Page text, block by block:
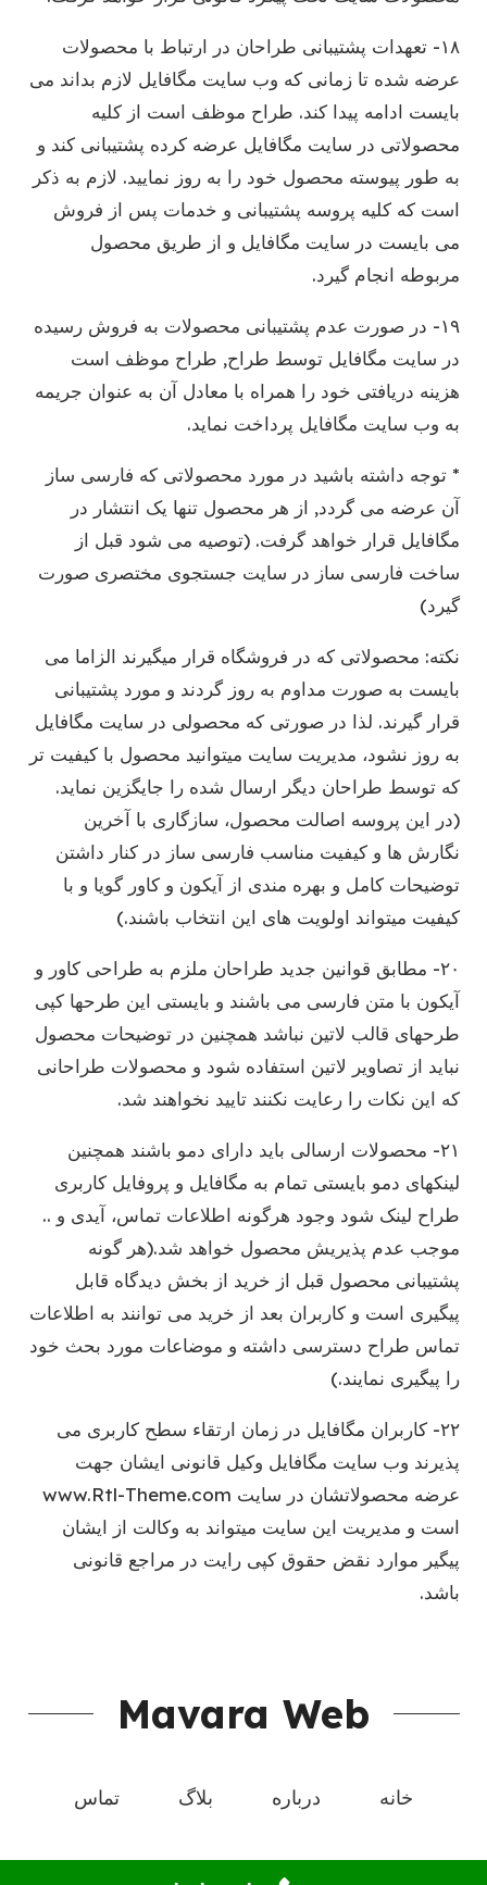
۱۸- تعهدات پشتیبانی طراحان در ارتباط با محصولات
عرضه شده تا زمانی که وب سایت مگافایل لازم بداند می
بایست ادامه پیدا کند. طراح موظف است از کلیه
محصولاتی در سایت مگافایل عرضه کرده پشتیبانی کند و
به طور پیوسته محصول خود را به روز نمایید. لازم به ذکر
است که کلیه پروسه پشتیبانی و خدمات پس از فروش
می بایست در سایت مگافایل و از طریق محصول
مربوطه انجام گیرد.
۱۹- در صورت عدم پشتیبانی محصولات به فروش رسیده
در سایت مگافایل توسط طراح, طراح موظف است
هزینه دریافتی خود را همراه با معادل آن به عنوان جریمه
به وب سایت مگافایل پرداخت نماید.
* توجه داشته باشید در مورد محصولاتی که فارسی ساز
آن عرضه می گردد, از هر محصول تنها یک انتشار در
مگافایل قرار خواهد گرفت. (توصیه می شود قبل از
ساخت فارسی ساز در سایت جستجوی مختصری صورت
گیرد)
نکته: محصولاتی که در فروشگاه قرار میگیرند الزاما می
بایست به صورت مداوم به روز گردند و مورد پشتیبانی
قرار گیرند. لذا در صورتی که محصولی در سایت مگافایل
به روز نشود، مدیریت سایت میتوانید محصول با کیفیت تر
که توسط طراحان دیگر ارسال شده را جایگزین نماید.
(در این پروسه اصالت محصول، سازگاری با آخرین
نگارش ها و کیفیت مناسب فارسی ساز در کنار داشتن
توضیحات کامل و بهره مندی از آیکون و کاور گویا و با
کیفیت میتواند اولویت های این انتخاب باشند.)
۲۰- مطابق قوانین جدید طراحان ملزم به طراحی کاور و
آیکون با متن فارسی می باشند و بایستی این طرحها کپی
طرحهای قالب لاتین نباشد همچنین در توضیحات محصول
نباید از تصاویر لاتین استفاده شود و محصولات طراحانی
که این نکات را رعایت نکنند تایید نخواهند شد.
۲۱- محصولات ارسالی باید دارای دمو باشند همچنین
لینکهای دمو بایستی تمام به مگافایل و پروفایل کاربری
طراح لینک شود وجود هرگونه اطلاعات تماس، آیدی و ..
موجب عدم پذیریش محصول خواهد شد.(هر گونه
پشتیبانی محصول قبل از خرید از بخش دیدگاه قابل
پیگیری است و کاربران بعد از خرید می توانند به اطلاعات
تماس طراح دسترسی داشته و موضاعات مورد بحث خود
را پیگیری نمایند.)
۲۲- کاربران مگافایل در زمان ارتقاء سطح کاربری می
پذیرند وب سایت مگافایل وکیل قانونی ایشان جهت
عرضه محصولاتشان در سایت www.Rtl-Theme.com
است و مدیریت این سایت میتواند به وکالت از ایشان
پیگیر موارد نقض حقوق کپی رایت در مراجع قانونی
باشد.
Mavara Web
خانه درباره بلاگ تماس